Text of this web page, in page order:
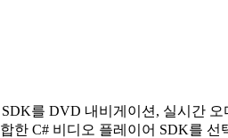
를 DVD 내비게이션, 실시간 오
한 C# 비디오 플레이어 SDK를 선